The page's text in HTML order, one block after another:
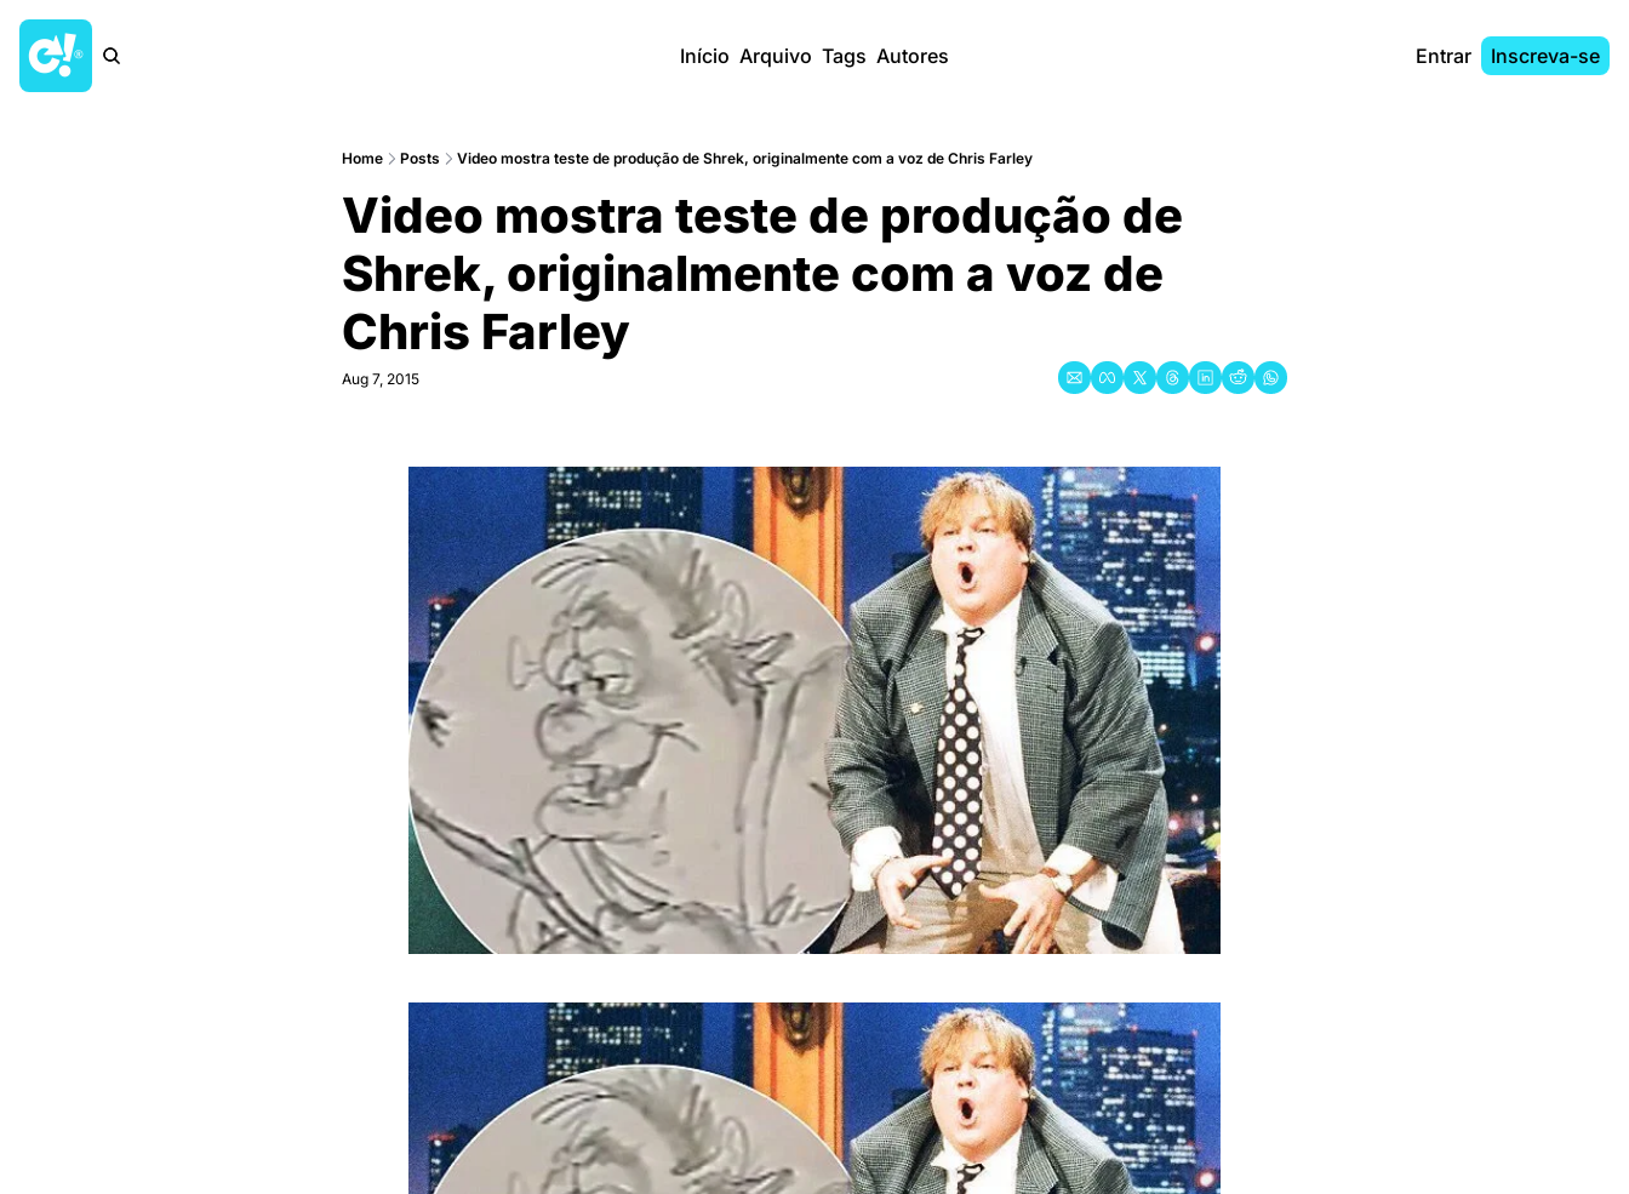
Início Arquivo Tags Autores Entrar Inscreva-se
Home Posts Video mostra teste de produção de Shrek, originalmente com a voz de Chris Farley
Video mostra teste de produção de
Shrek, originalmente com a voz de
Chris Farley
Aug 7, 2015